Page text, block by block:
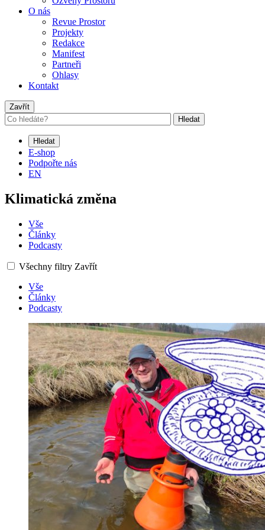
O nás
Revue Prostor
Projekty
Redakce
Manifest
Partneři
Ohlasy
Kontakt
Zavřít
Hledat
Hledat
E-shop
Podpořte nás
EN
Klimatická změna
Vše
Články
Podcasty
Všechny filtry Zavřít
Vše
Články
Podcasty